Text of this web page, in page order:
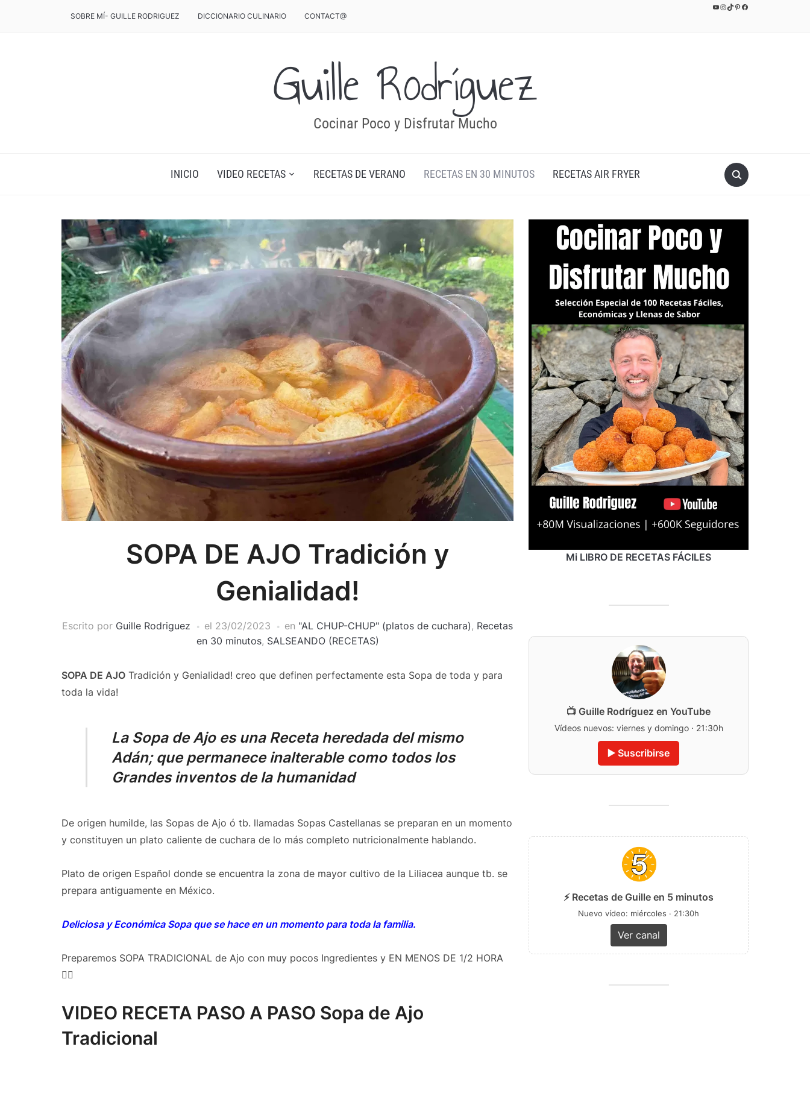
YouTube
Instagram
TikTok
Pinterest
Facebook
SOBRE MÍ- GUILLE RODRIGUEZ DICCIONARIO CULINARIO CONTACT@
Guille Rodríguez
Cocinar Poco y Disfrutar Mucho
INICIO VIDEO RECETAS RECETAS DE VERANO RECETAS EN 30 MINUTOS RECETAS AIR FRYER
SOPA DE AJO Tradición y
Genialidad!
Escrito por Guille Rodriguez el 23/02/2023 en "AL CHUP-CHUP" (platos de cuchara), Recetas
en 30 minutos, SALSEANDO (RECETAS)
SOPA DE AJO Tradición y Genialidad! creo que definen perfectamente esta Sopa de toda y para
toda la vida!
La Sopa de Ajo es una Receta heredada del mismo
Adán; que permanece inalterable como todos los
Grandes inventos de la humanidad
De origen humilde, las Sopas de Ajo ó tb. llamadas Sopas Castellanas se preparan en un momento
y constituyen un plato caliente de cuchara de lo más completo nutricionalmente hablando.
Plato de origen Español donde se encuentra la zona de mayor cultivo de la Liliacea aunque tb. se
prepara antiguamente en México.
Deliciosa y Económica Sopa que se hace en un momento para toda la familia.
Preparemos SOPA TRADICIONAL de Ajo con muy pocos Ingredientes y EN MENOS DE 1/2 HORA
👍🏻
VIDEO RECETA PASO A PASO Sopa de Ajo
Tradicional
Mi LIBRO DE RECETAS FÁCILES
📺 Guille Rodríguez en YouTube
Vídeos nuevos: viernes y domingo · 21:30h
▶️ Suscribirse
⚡ Recetas de Guille en 5 minutos
Nuevo vídeo: miércoles · 21:30h
Ver canal